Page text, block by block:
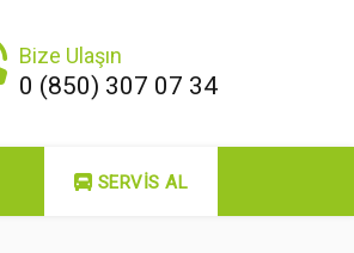
Bize Ulaşın
0 (850) 307 07 34
SERVIS AL